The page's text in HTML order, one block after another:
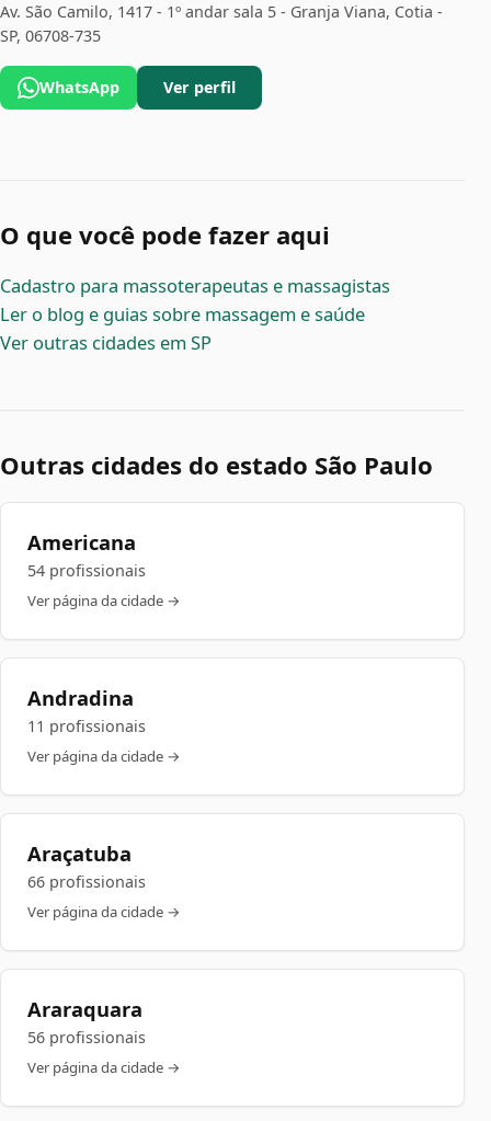
Av. São Camilo, 1417 - 1º andar sala 5 - Granja Viana, Cotia -
SP, 06708-735
WhatsApp Ver perfil
O que você pode fazer aqui
Cadastro para massoterapeutas e massagistas
Ler o blog e guias sobre massagem e saúde
Ver outras cidades em SP
Outras cidades do estado São Paulo
Americana
54 profissionais
Ver página da cidade →
Andradina
11 profissionais
Ver página da cidade →
Araçatuba
66 profissionais
Ver página da cidade →
Araraquara
56 profissionais
Ver página da cidade →